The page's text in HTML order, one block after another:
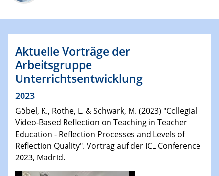
Aktuelle Vorträge der
Arbeitsgruppe
Unterrichtsentwicklung
2023
Göbel, K., Rothe, L. & Schwark, M. (2023) "Collegial
Video-Based Reflection on Teaching in Teacher
Education - Reflection Processes and Levels of
Reflection Quality". Vortrag auf der ICL Conference
2023, Madrid.